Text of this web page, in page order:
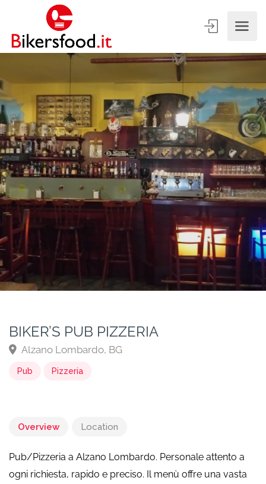
BIKER’S PUB PIZZERIA
Alzano Lombardo, BG
Pub Pizzeria
Overview Location
Pub/Pizzeria a Alzano Lombardo. Personale attento a
ogni richiesta, rapido e preciso. Il menù offre una vasta